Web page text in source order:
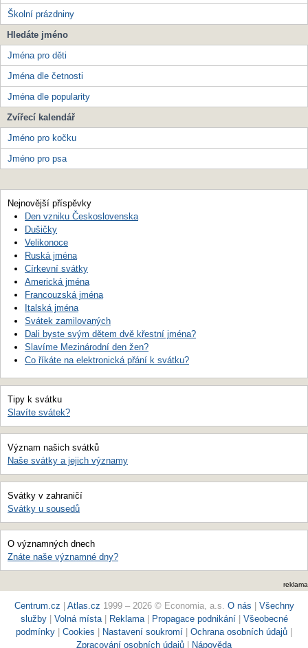
Školní prázdniny
Hledáte jméno
Jména pro děti
Jména dle četnosti
Jména dle popularity
Zvířecí kalendář
Jméno pro kočku
Jméno pro psa
Nejnovější příspěvky
Den vzniku Československa
Dušičky
Velikonoce
Ruská jména
Církevní svátky
Americká jména
Francouzská jména
Italská jména
Svátek zamilovaných
Dali byste svým dětem dvě křestní jména?
Slavíme Mezinárodní den žen?
Co říkáte na elektronická přání k svátku?
Tipy k svátku
Slavíte svátek?
Význam našich svátků
Naše svátky a jejich významy
Svátky v zahraničí
Svátky u sousedů
O významných dnech
Znáte naše významné dny?
reklama
Centrum.cz Atlas.cz 1999 – 2026 © Economia, a.s. O nás
Všechny
služby
Volná místa| Reklama Propagace podnikání| Všeobecné
podmínky
Cookies Nastavení soukromí Ochrana osobních údajů
Zpracování osobních údajů
Nápověda